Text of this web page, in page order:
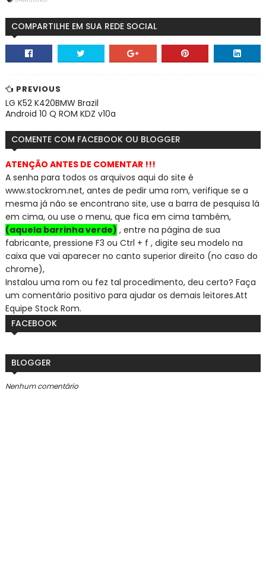
COMPARTILHE EM SUA REDE SOCIAL
PREVIOUS
LG K52 K420BMW Brazil
Android 10 Q ROM KDZ v10a
COMENTE COM FACEBOOK OU BLOGGER
ATENÇÃO ANTES DE COMENTAR !!!
A senha para todos os arquivos aqui do site é
www.stockrom.net, antes de pedir uma rom, verifique se a
mesma já não se encontrano site, use a barra de pesquisa lá
em cima, ou use o menu, que fica em cima também,
(aquela barrinha verde) , entre na página de sua
fabricante, pressione F3 ou Ctrl + f , digite seu modelo na
caixa que vai aparecer no canto superior direito (no caso do
chrome),
Instalou uma rom ou fez tal procedimento, deu certo? Faça
um comentário positivo para ajudar os demais leitores.Att
Equipe Stock Rom.
FACEBOOK
BLOGGER
Nenhum comentário